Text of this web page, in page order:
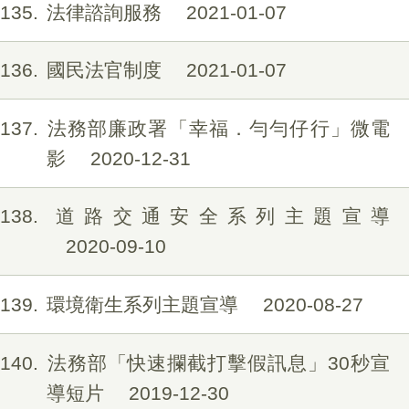
135 法律諮詢服務 2021-01-07
136 國民法官制度 2021-01-07
137
法務部廉政署「幸福．勻勻仔行」微電
影
2020-12-31
138
道路交通安全系列主題宣導
2020-09-10
139 環境衛生系列主題宣導 2020-08-27
140
法務部「快速攔截打擊假訊息」30秒宣
導短片
2019-12-30